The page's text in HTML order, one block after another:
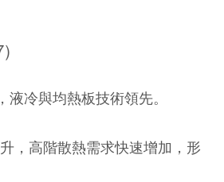
液冷與均熱板技術領先。
，高階散熱需求快速增加，形